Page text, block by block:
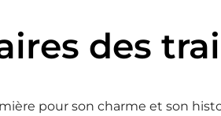
des
pour son charme et son